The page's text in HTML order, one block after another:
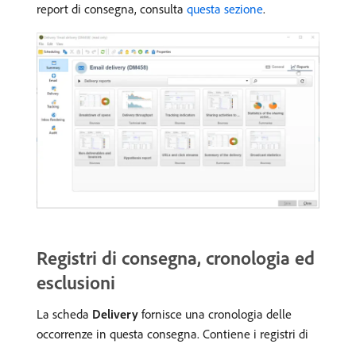
report di consegna, consulta questa sezione.
Registri di consegna, cronologia ed
esclusioni
La scheda Delivery fornisce una cronologia delle
occorrenze in questa consegna. Contiene i registri di